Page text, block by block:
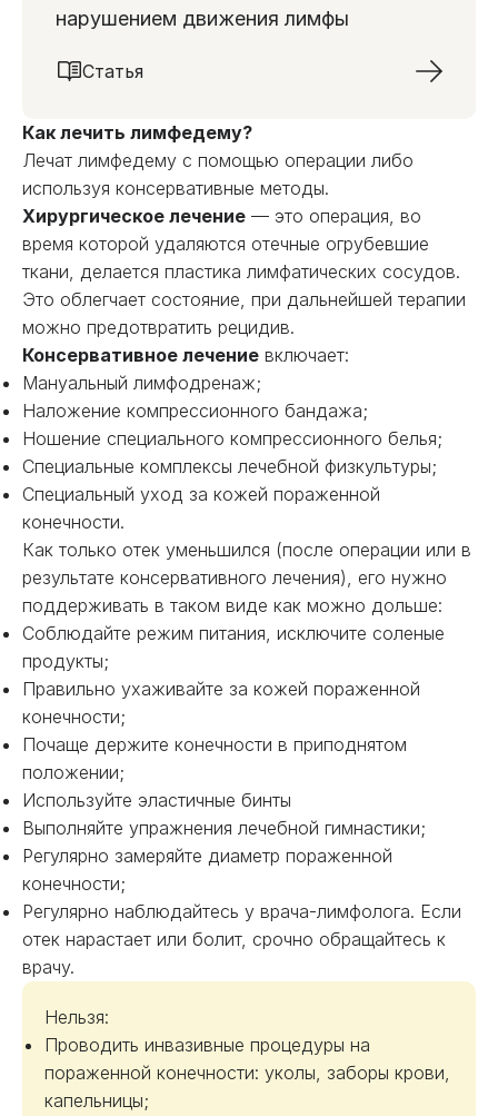
нарушением движения лимфы
Статья
Как лечить лимфедему?
Лечат лимфедему с помощью операции либо
используя консервативные методы.
Хирургическое лечение — это операция, во
время которой удаляются отечные огрубевшие
ткани, делается пластика лимфатических сосудов.
Это облегчает состояние, при дальнейшей терапии
можно предотвратить рецидив.
Консервативное лечение включает:
Мануальный лимфодренаж;
Наложение компрессионного бандажа;
Ношение специального компрессионного белья;
Специальные комплексы лечебной физкультуры;
Специальный уход за кожей пораженной
конечности.
Как только отек уменьшился (после операции или в
результате консервативного лечения), его нужно
поддерживать в таком виде как можно дольше:
Соблюдайте режим питания, исключите соленые
продукты;
Правильно ухаживайте за кожей пораженной
конечности;
Почаще держите конечности в приподнятом
положении;
Используйте эластичные бинты
Выполняйте упражнения лечебной гимнастики;
Регулярно замеряйте диаметр пораженной
конечности;
Регулярно наблюдайтесь у врача-лимфолога. Если
отек нарастает или болит, срочно обращайтесь к
врачу.
Нельзя:
Проводить инвазивные процедуры на
пораженной конечности: уколы, заборы крови,
капельницы;